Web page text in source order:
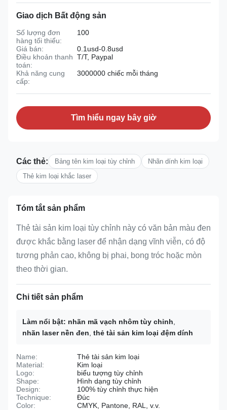
Giao dịch Bất động sản
Số lượng đơn
hàng tối thiểu:
100
Giá bán:
0.1usd-0.8usd
Điều khoản thanh
toán:
T/T, Paypal
Khả năng cung
cấp:
3000000 chiếc mỗi tháng
Tìm hiểu ngay bây giờ
Các thẻ: Bảng tên kim loại tùy chỉnh
Nhãn dính kim loại
Thẻ kim loại khắc laser
Tóm tắt sản phẩm
Thẻ tài sản kim loại tùy chỉnh này có văn bản màu đen
được khắc bằng laser để nhận dạng vĩnh viễn, có độ
tương phản cao, không bị phai, bong tróc hoặc mòn
theo thời gian.
Chi tiết sản phẩm
Làm nổi bật: nhãn mã vạch nhôm tùy chỉnh
nhãn laser nền đen thẻ tài sản kim loại đệm dính
Name:
Thẻ tài sản kim loại
Material:
Kim loại
Logo:
biểu tượng tùy chỉnh
Shape:
Hình dạng tùy chỉnh
Design:
100% tùy chỉnh thực hiện
Technique:
Đúc
Color:
CMYK, Pantone, RAL, v.v.